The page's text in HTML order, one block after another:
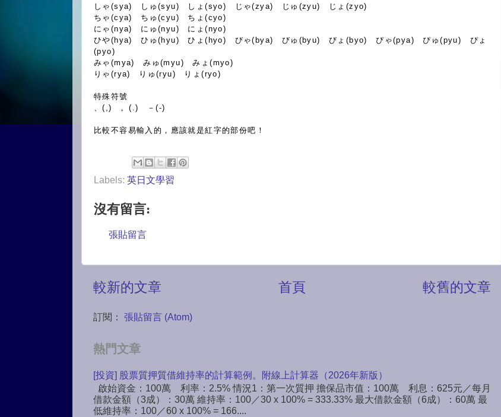
しゃ(sya) しゅ(syu) しょ(syo) じゃ(zya) じゅ(zyu) じょ(zyo)
ちゃ(cya) ちゅ(cyu) ちょ(cyo)
にゃ(nya) にゅ(nyu) にょ(nyo)
ひや(hya) ひゅ(hyu) ひょ(hyo) びゃ(bya) びゅ(byu) びょ(byo) ぴゃ(pya) ぴゅ(pyu) ぴょ
(pyo)
みゃ(mya) みゅ(myu) みょ(myo)
りゃ(rya) りゅ(ryu) りょ(ryo)
特殊符號
、(,) 。(.) －(-)
比較不容易輸入的，應該就是紅字的部份吧！
Labels: 英日文學習
沒有留言:
張貼留言
較新的文章 較舊的文章
首頁
訂閱： 張貼留言 (Atom)
熱門文章
[投資] 股票質押質借維持率的計算範例。附線上計算器（2026年新版）
啟始資金：100萬 利率：2.5% 情況1：第一次質押 擔保品市值：100萬 利息：625元／每月
借款金額（3成）：30萬 維持率：100／30 x 100% = 333.33% 最大借款金額（6成）：60萬 最
低維持率：100／60 x 100% = 166....